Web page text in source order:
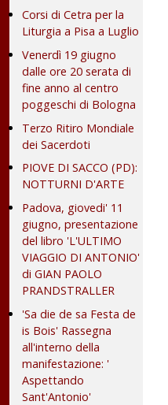
Corsi di Cetra per la
Liturgia a Pisa a Luglio
Venerdì 19 giugno
dalle ore 20 serata di
fine anno al centro
poggeschi di Bologna
Terzo Ritiro Mondiale
dei Sacerdoti
PIOVE DI SACCO (PD):
NOTTURNI D'ARTE
Padova, giovedi' 11
giugno, presentazione
del libro 'L'ULTIMO
VIAGGIO DI ANTONIO'
di GIAN PAOLO
PRANDSTRALLER
'Sa die de sa Festa de
is Bois' Rassegna
all'interno della
manifestazione: '
Aspettando
Sant'Antonio'